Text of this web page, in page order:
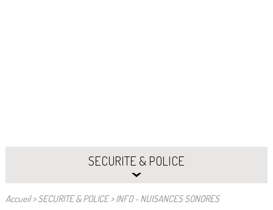
SECURITE & POLICE
Accueil>SECURITE & POLICE>INFO - NUISANCES SONORES